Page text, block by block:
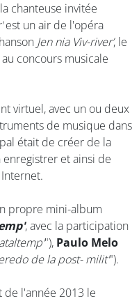
chanteuse invitée
est un air de l'opéra
Jen nia Viv-river’, le
concours musicale
virtuel, avec un ou deux
de musique dans
était de créer de la
enregistrer et ainsi de
propre mini-album
, avec la participation
"), Paulo Melo
de la post- milit'").
de l'année 2013 le